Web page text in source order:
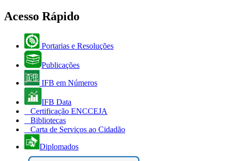
Acesso Rápido
Portarias e Resoluções
Publicações
IFB em Números
IFB Data
Certificação ENCCEJA
Bibliotecas
Carta de Serviços ao Cidadão
Diplomados